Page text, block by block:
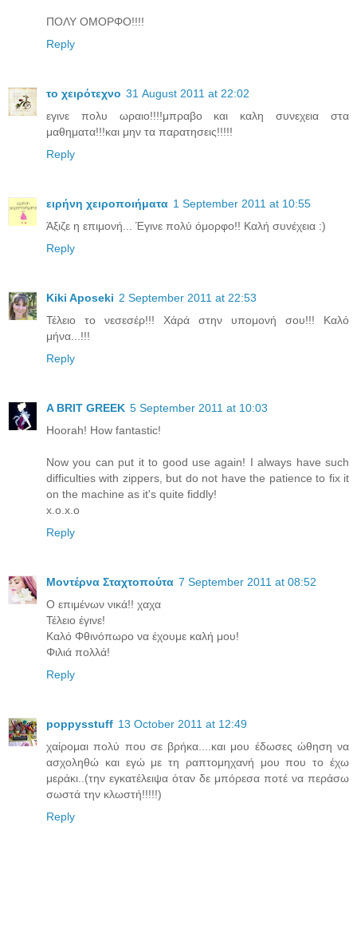
ΠΟΛΥ ΟΜΟΡΦΟ!!!!
Reply
το χειρότεχνο 31 August 2011 at 22:02
εγινε πολυ ωραιο!!!!μπραβο και καλη συνεχεια στα
μαθηματα!!!και μην τα παρατησεις!!!!!
Reply
ειρήνη χειροποιήματα 1 September 2011 at 10:55
Άξιζε η επιμονή... Έγινε πολύ όμορφο!! Καλή συνέχεια :)
Reply
Kiki Aposeki 2 September 2011 at 22:53
Τέλειο το νεσεσέρ!!! Χάρά στην υπομονή σου!!! Καλό
μήνα...!!!
Reply
A BRIT GREEK 5 September 2011 at 10:03
Hoorah! How fantastic!
Now you can put it to good use again! I always have such
difficulties with zippers, but do not have the patience to fix it
on the machine as it's quite fiddly!
x.o.x.o
Reply
Μοντέρνα Σταχτοπούτα 7 September 2011 at 08:52
Ο επιμένων νικά!! χαχα
Τέλειο έγινε!
Καλό Φθινόπωρο να έχουμε καλή μου!
Φιλιά πολλά!
Reply
poppysstuff 13 October 2011 at 12:49
χαίρομαι πολύ που σε βρήκα....και μου έδωσες ώθηση να
ασχοληθώ και εγώ με τη ραπτομηχανή μου που το έχω
μεράκι..(την εγκατέλειψα όταν δε μπόρεσα ποτέ να περάσω
σωστά την κλωστή!!!!!)
Reply